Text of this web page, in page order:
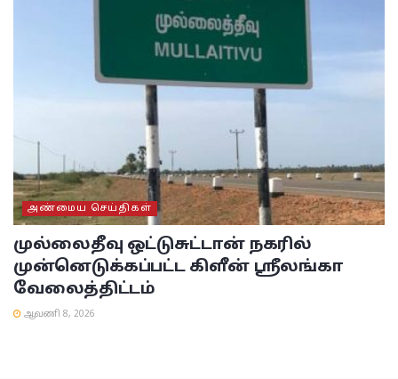
அண்மைய செய்திகள்
முல்லைதீவு ஒட்டுசுட்டான் நகரில்
முன்னெடுக்கப்பட்ட கிளீன் ஸ்ரீலங்கா
வேலைத்திட்டம்
ஆவணி 8, 2026